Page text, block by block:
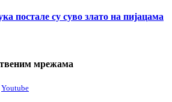
постале су суво злато на пијацама
мрежама
Youtube